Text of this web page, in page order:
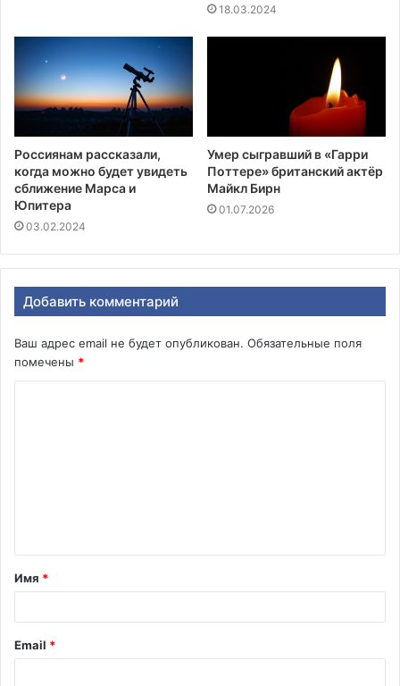
18.03.2024
Россиянам рассказали,
когда можно будет увидеть
сближение Марса и
Юпитера
03.02.2024
Умер сыгравший в «Гарри
Поттере» британский актёр
Майкл Бирн
01.07.2026
Добавить комментарий
Ваш адрес email не будет опубликован. Обязательные поля
помечены *
т
а
й
Имя *
Email *